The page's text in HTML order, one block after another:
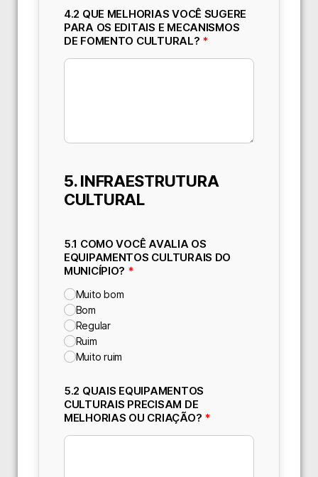
4.2 QUE MELHORIAS VOCÊ SUGERE
PARA OS EDITAIS E MECANISMOS
DE FOMENTO CULTURAL? *
5. INFRAESTRUTURA
CULTURAL
5.1 COMO VOCÊ AVALIA OS
EQUIPAMENTOS CULTURAIS DO
MUNICÍPIO? *
Muito bom
Bom
Regular
Ruim
Muito ruim
5.2 QUAIS EQUIPAMENTOS
CULTURAIS PRECISAM DE
MELHORIAS OU CRIAÇÃO? *